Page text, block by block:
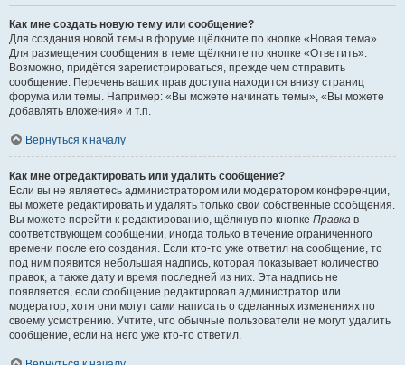
Как мне создать новую тему или сообщение?
Для создания новой темы в форуме щёлкните по кнопке «Новая тема».
Для размещения сообщения в теме щёлкните по кнопке «Ответить».
Возможно, придётся зарегистрироваться, прежде чем отправить
сообщение. Перечень ваших прав доступа находится внизу страниц
форума или темы. Например: «Вы можете начинать темы», «Вы можете
добавлять вложения» и т.п.
Вернуться к началу
Как мне отредактировать или удалить сообщение?
Если вы не являетесь администратором или модератором конференции,
вы можете редактировать и удалять только свои собственные сообщения.
Вы можете перейти к редактированию, щёлкнув по кнопке Правка в
соответствующем сообщении, иногда только в течение ограниченного
времени после его создания. Если кто-то уже ответил на сообщение, то
под ним появится небольшая надпись, которая показывает количество
правок, а также дату и время последней из них. Эта надпись не
появляется, если сообщение редактировал администратор или
модератор, хотя они могут сами написать о сделанных изменениях по
своему усмотрению. Учтите, что обычные пользователи не могут удалить
сообщение, если на него уже кто-то ответил.